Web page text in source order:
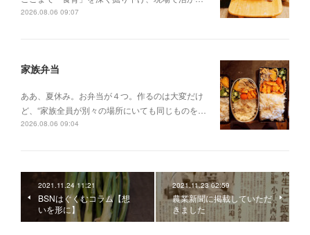
2026.08.06 09:07
家族弁当
ああ、夏休み。お弁当が４つ。作るのは大変だけ
ど、“家族全員が別々の場所にいても同じものを…
2026.08.06 09:04
2021.11.24 11:21
BSNはぐくむコラム【想
いを形に】
2021.11.23 02:59
農業新聞に掲載していただ
きました